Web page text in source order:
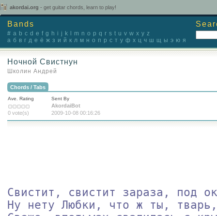
akordai.org - get guitar chords, learn to play!
Bands
# a b c d e f g h i j k m n o p q r s t u v w x y z
а б в г д е ё ж з и й к л м н о п р с т у ф х ц ч ш щ ы э ю я
Ночной Свистнун
Школин Андрей
Chords / Tabs
Ave. Rating
0 vote(s)
Sent By
AkordaiBot
2009-10-08 00:16:26
Свистит, свистит зараза, под
Ну нету Любки, что ж ты,